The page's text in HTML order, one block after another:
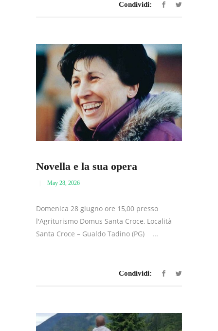
Condividi:
Novella e la sua opera
May 28, 2026
Domenica 28 giugno ore 15,00 presso
l'Agriturismo Domus Santa Croce, Località
Santa Croce – Gualdo Tadino (PG) ...
Condividi: